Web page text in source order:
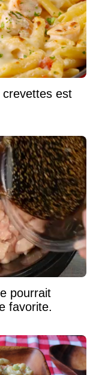
est
pourrait
favorite.